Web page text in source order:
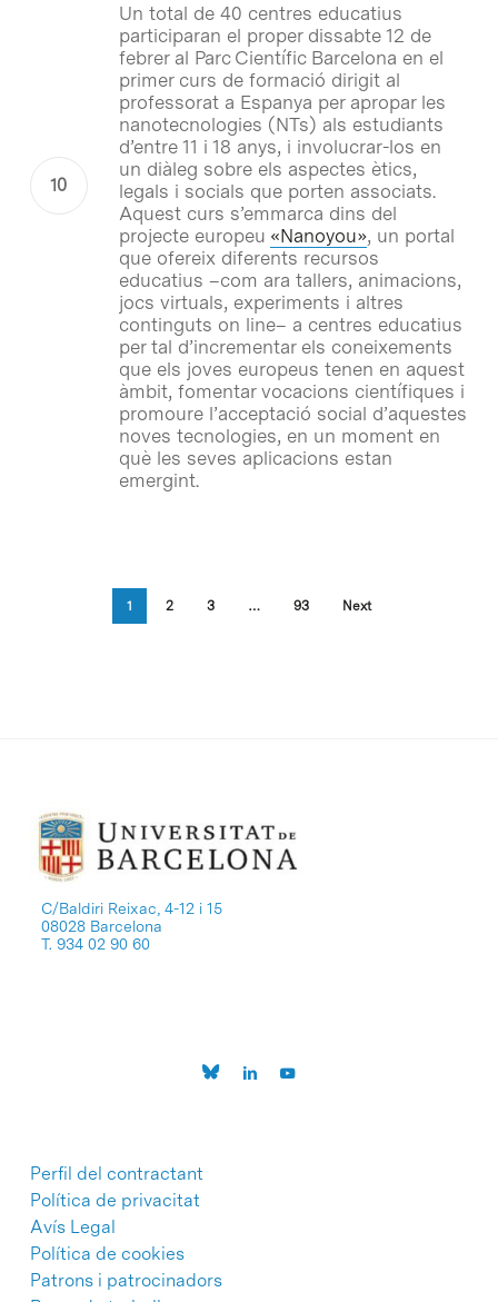
Un total de 40 centres educatius
participaran el proper dissabte 12 de
febrer al Parc Científic Barcelona en el
primer curs de formació dirigit al
professorat a Espanya per apropar les
nanotecnologies (NTs) als estudiants
d’entre 11 i 18 anys, i involucrar-los en
un diàleg sobre els aspectes ètics,
legals i socials que porten associats.
Aquest curs s’emmarca dins del
projecte europeu «Nanoyou», un portal
que ofereix diferents recursos
educatius –com ara tallers, animacions,
jocs virtuals, experiments i altres
continguts on line– a centres educatius
per tal d’incrementar els coneixements
que els joves europeus tenen en aquest
àmbit, fomentar vocacions científiques i
promoure l’acceptació social d’aquestes
noves tecnologies, en un moment en
què les seves aplicacions estan
emergint.
1 2 3 … 93 Next
C/Baldiri Reixac, 4-12 i 15
08028 Barcelona
T. 934 02 90 60
Perfil del contractant
Política de privacitat
Avís Legal
Política de cookies
Patrons i patrocinadors